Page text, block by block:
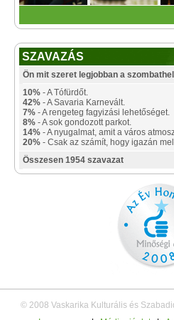
SZAVAZÁS
Ön mit szeret legjobban a
10% - A Tófürdőt.
42% - A Savaria Karnevált.
7% - A rengeteg fagyizási lehetőséget.
8% - A sok gondozott parkot.
14% - A nyugalmat, amit a város
20% - Csak az számít, hogy igazán
Összesen 1954 szavazat
© 2008 Vaskarika Kulturális és